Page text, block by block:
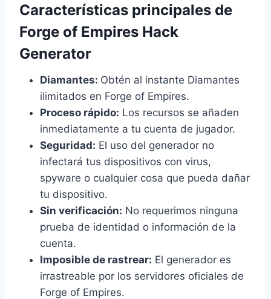
Características principales de
Forge of Empires Hack
Generator
Diamantes: Obtén al instante Diamantes
ilimitados en Forge of Empires.
Proceso rápido: Los recursos se añaden
inmediatamente a tu cuenta de jugador.
Seguridad: El uso del generador no
infectará tus dispositivos con virus,
spyware o cualquier cosa que pueda dañar
tu dispositivo.
Sin verificación: No requerimos ninguna
prueba de identidad o información de la
cuenta.
Imposible de rastrear: El generador es
irrastreable por los servidores oficiales de
Forge of Empires.